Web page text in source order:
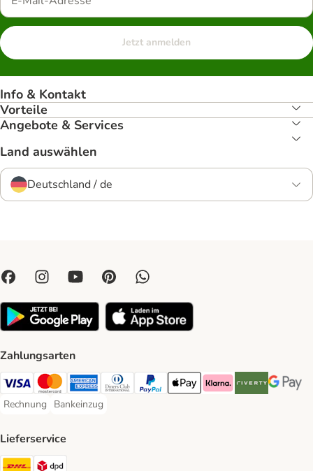
Jetzt anmelden
Info & Kontakt
Vorteile
Angebote & Services
Land auswählen
Deutschland / de
Zahlungsarten
Visa Payment Method
Mastercard Payment Method
American Express Payment Method
Diners Club Payment Method
PayPal Payment Method
Apple Pay Payment Method
Klarna Payment Method
Riverty Payment
Google
Rechnung
Rechnung Payment Method
Bankeinzug
Bankeinzug Payment Method
Lieferservice
DHL Shipping Method